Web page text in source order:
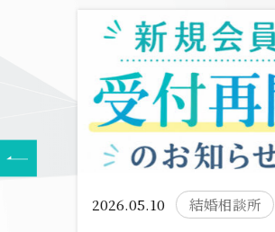
2026.05.10 結婚相談所